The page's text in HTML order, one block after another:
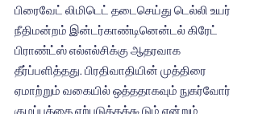
பிரைவேட் லிமிடெட் தடைசெய்து டெல்லி உயர்
நீதிமன்றம் இன்டர்காண்டினென்டல் கிரேட்
பிராண்ட்ஸ் எல்எல்சிக்கு ஆதரவாக
தீர்ப்பளித்தது. பிரதிவாதியின் முத்திரை
ஏமாற்றும் வகையில் ஒத்ததாகவும் நுகர்வோர்